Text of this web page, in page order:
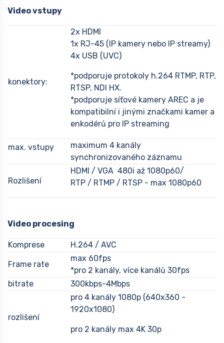
Video vstupy
konektory:
2x HDMI
1x RJ-45 (IP kamery nebo IP streamy)
4x USB (UVC)
*podporuje protokoly h.264 RTMP, RTP,
RTSP, NDI HX.
*podporuje síťové kamery AREC a je
kompatibilní i jinými značkami kamer a
enkodérů pro IP streaming
max. vstupy
maximum 4 kanály
synchronizovaného záznamu
Rozlišení
HDMI / VGA 480i až 1080p60/
RTP / RTMP / RTSP - max 1080p60
Video procesing
Komprese H.264 / AVC
Frame rate
max 60fps
*pro 2 kanály, více kanálů 30fps
bitrate
300kbps-4Mbps
rozlišení
pro 4 kanály 1080p (640x360 -
1920x1080)
pro 2 kanály max 4K 30p